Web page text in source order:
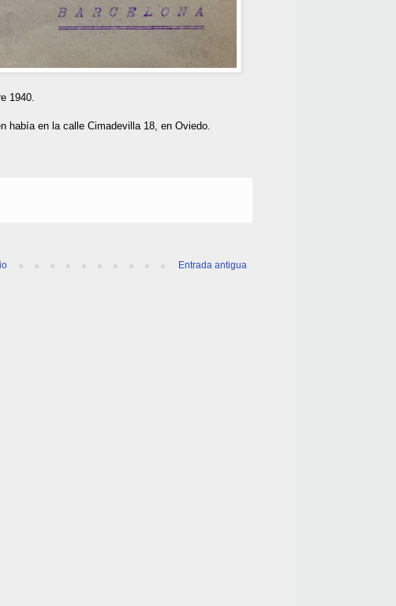
1940.
había en la calle Cimadevilla 18, en Oviedo.
Entrada antigua